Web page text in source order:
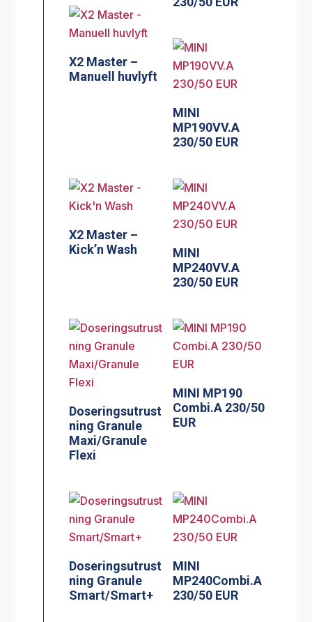
X2 Master –
Manuell huvlyft
MINI
MP190VV.A
230/50 EUR
X2 Master –
Kick’n Wash
MINI
MP240VV.A
230/50 EUR
Doseringsutrust
ning Granule
Maxi/Granule
Flexi
MINI MP190
Combi.A 230/50
EUR
Doseringsutrust
ning Granule
Smart/Smart+
MINI
MP240Combi.A
230/50 EUR